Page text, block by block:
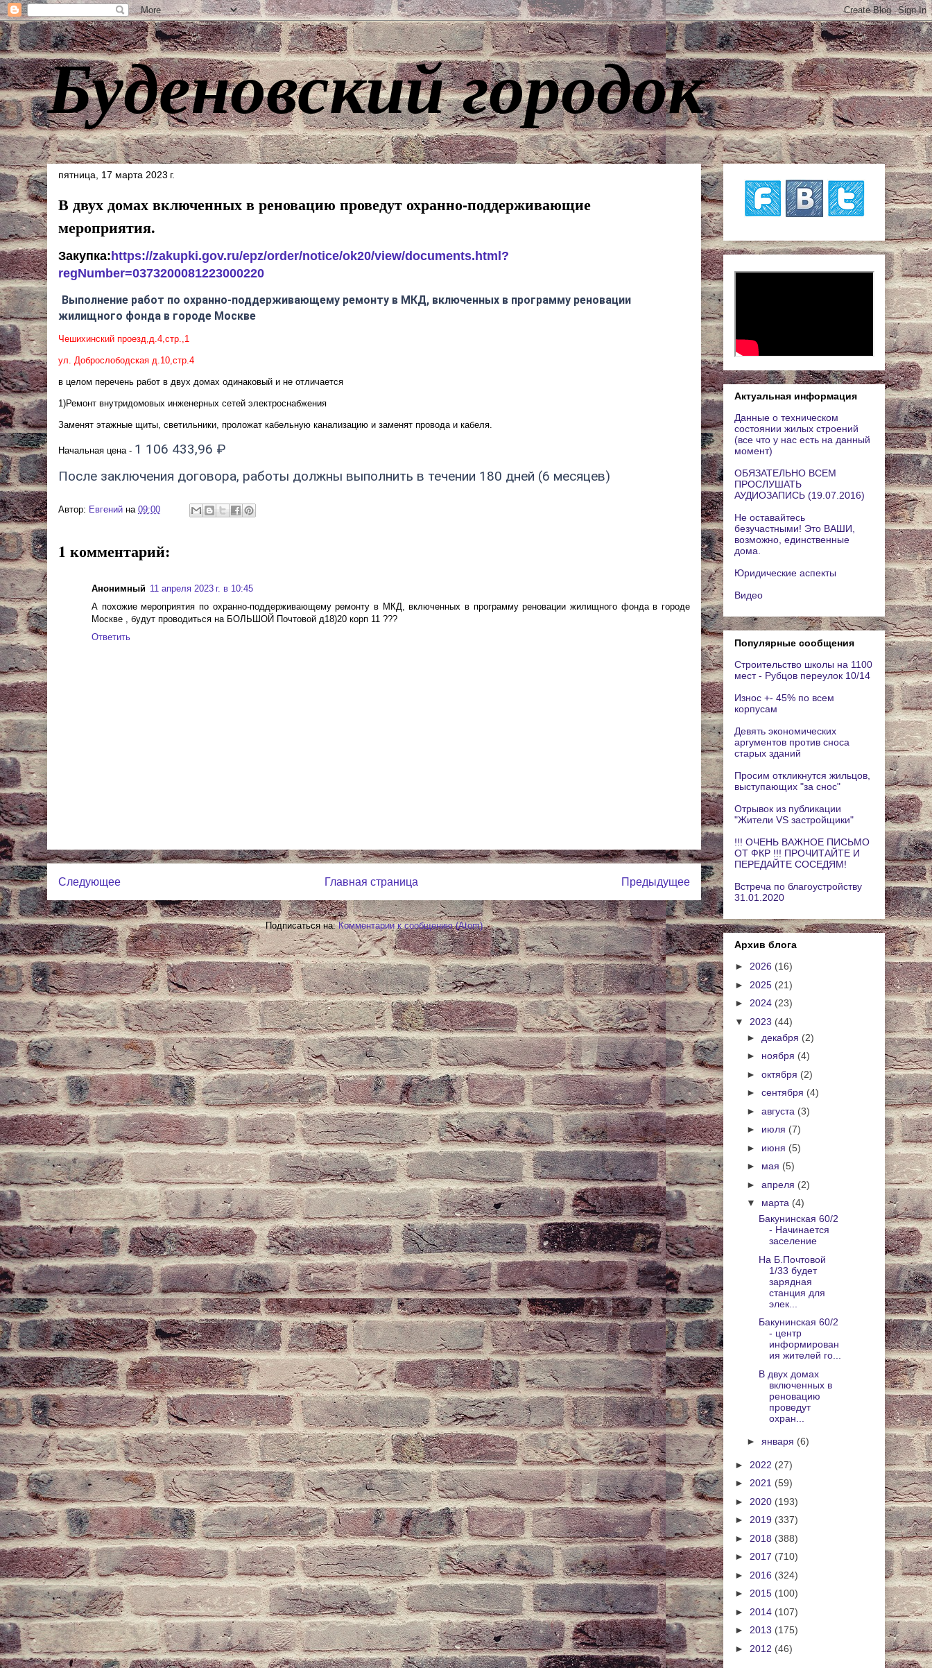
Буденовский городок
пятница, 17 марта 2023 г.
В двух домах включенных в реновацию проведут охранно-поддерживающие
мероприятия.
Закупка: https://zakupki.gov.ru/epz/order/notice/ok20/view/documents.html?
regNumber=0373200081223000220
Выполнение работ по охранно-поддерживающему ремонту в МКД, включенных в программу реновации
жилищного фонда в городе Москве
Чешихинский проезд,д.4,стр.,1
ул. Доброслободская д.10,стр.4
в целом перечень работ в двух домах одинаковый и не отличается
1)Ремонт внутридомовых инженерных сетей электроснабжения
Заменят этажные щиты, светильники, проложат кабельную канализацию и заменят провода и кабеля.
Начальная цена - 1 106 433,96 ₽
После заключения договора, работы должны выполнить в течении 180 дней (6 месяцев)
Автор: Евгений на 09:00
1 комментарий:
Анонимный 11 апреля 2023 г. в 10:45
А похожие мероприятия по охранно-поддерживающему ремонту в МКД, включенных в программу реновации жилищного фонда в городе
Москве , будут проводиться на БОЛЬШОЙ Почтовой д18)20 корп 11 ???
Ответить
Следующее Предыдущее
Главная страница
Подписаться на:Комментарии к сообщению (Atom)
Актуальная информация
Данные о техническом
состоянии жилых строений
(все что у нас есть на данный
момент)
ОБЯЗАТЕЛЬНО ВСЕМ
ПРОСЛУШАТЬ
АУДИОЗАПИСЬ (19.07.2016)
Не оставайтесь
безучастными! Это ВАШИ,
возможно, единственные
дома.
Юридические аспекты
Видео
Популярные сообщения
Строительство школы на 1100
мест - Рубцов переулок 10/14
Износ +- 45% по всем
корпусам
Девять экономических
аргументов против сноса
старых зданий
Просим откликнутся жильцов,
выступающих "за снос"
Отрывок из публикации
"Жители VS застройщики"
!!! ОЧЕНЬ ВАЖНОЕ ПИСЬМО
ОТ ФКР !!! ПРОЧИТАЙТЕ И
ПЕРЕДАЙТЕ СОСЕДЯМ!
Встреча по благоустройству
31.01.2020
Архив блога
► 2026 (16)
► 2025 (21)
► 2024 (23)
▼ 2023 (44)
► декабря (2)
► ноября (4)
► октября (2)
► сентября (4)
► августа (3)
► июля (7)
► июня (5)
► мая (5)
► апреля (2)
▼ марта (4)
Бакунинская 60/2
- Начинается
заселение
На Б.Почтовой
1/33 будет
зарядная
станция для
элек...
Бакунинская 60/2
- центр
информирован
ия жителей го...
В двух домах
включенных в
реновацию
проведут
охран...
► января (6)
► 2022 (27)
► 2021 (59)
► 2020 (193)
► 2019 (337)
► 2018 (388)
► 2017 (710)
► 2016 (324)
► 2015 (100)
► 2014 (107)
► 2013 (175)
► 2012 (46)